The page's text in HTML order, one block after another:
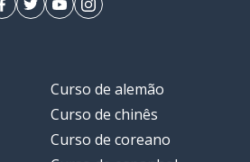
Curso de alemão
Curso de chinês
Curso de coreano